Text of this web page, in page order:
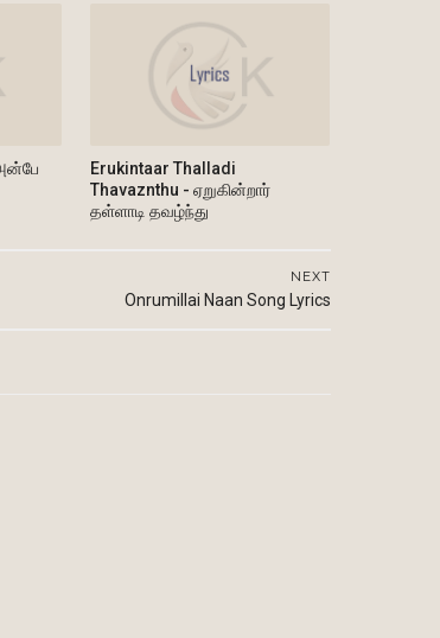
Erukintaar Thalladi
Thavaznthu - ஏறுகின்றார்
தள்ளாடி தவழ்ந்து
NEXT
Onrumillai Naan Song Lyrics